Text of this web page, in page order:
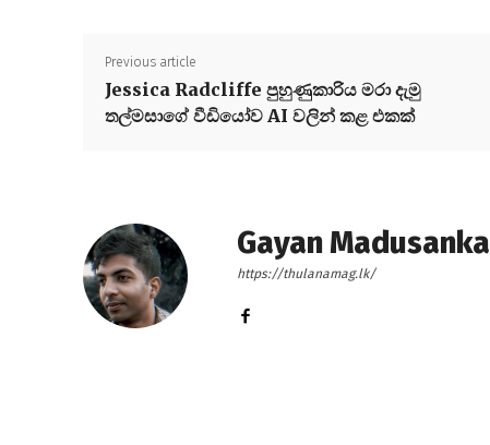
Previous article
Jessica Radcliffe පුහුණුකාරිය මරා දැමු
තල්මසාගේ වීඩියෝව AI වලින් කළ එකක්
Gayan Madusanka
https://thulanamag.lk/